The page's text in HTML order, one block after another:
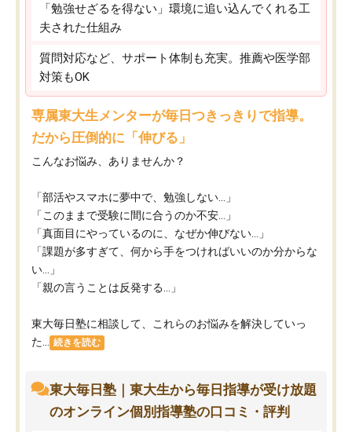
「勉強せざるを得ない」環境に追い込んでくれる工
夫された仕組み
質問対応など、サポート体制も充実。推薦や医学部
対策もOK
専属東大生メンターが毎日つきっきりで指導。
だから圧倒的に「伸びる」
こんなお悩み、ありませんか？
「部活やスマホに夢中で、勉強しない…」
「このままで受験に間に合うのか不安…」
「真面目にやっているのに、なぜか伸びない…」
「課題が多すぎて、何から手をつければいいのか分からな
い…」
「親の言うことは反発する…」
東大毎日塾に相談して、これらのお悩みを解決していっ
た...
続きを読む
東大毎日塾｜東大生から毎日指導が受け放題
のオンライン個別指導塾の口コミ・評判